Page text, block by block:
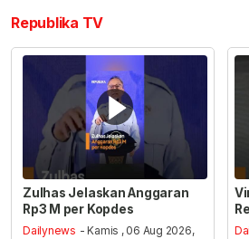
Republika TV
Zulhas Jelaskan Anggaran
Rp3 M per Kopdes
Dailynews - Kamis , 06 Aug 2026,